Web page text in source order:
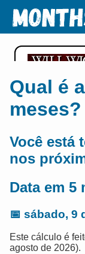
Qual é
meses?
Você está
nos
Data em 5
📅 sábado, 9
Este cálculo é
agosto de 2026).